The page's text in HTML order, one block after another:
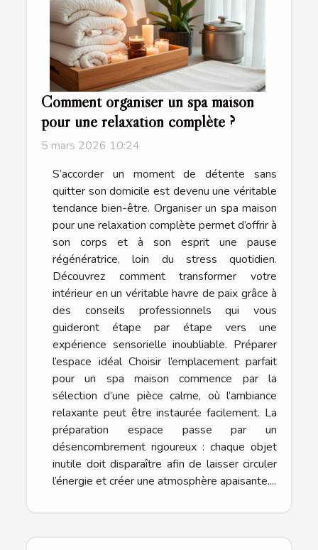
Comment organiser un spa maison
pour une relaxation complète ?
5 mars 2026 10:24
S’accorder un moment de détente sans
quitter son domicile est devenu une véritable
tendance bien-être. Organiser un spa maison
pour une relaxation complète permet d’offrir à
son corps et à son esprit une pause
régénératrice, loin du stress quotidien.
Découvrez comment transformer votre
intérieur en un véritable havre de paix grâce à
des conseils professionnels qui vous
guideront étape par étape vers une
expérience sensorielle inoubliable. Préparer
l’espace idéal Choisir l’emplacement parfait
pour un spa maison commence par la
sélection d’une pièce calme, où l’ambiance
relaxante peut être instaurée facilement. La
préparation espace passe par un
désencombrement rigoureux : chaque objet
inutile doit disparaître afin de laisser circuler
l’énergie et créer une atmosphère apaisante....